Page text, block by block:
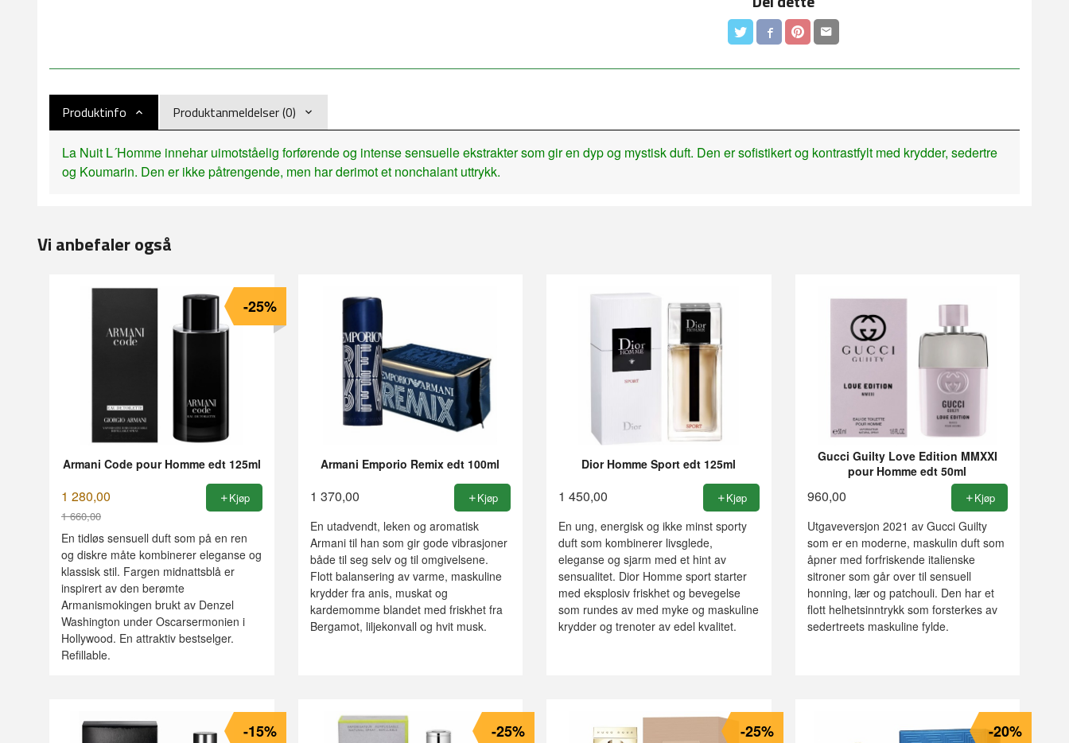
Produktinfo Produktanmeldelser (0)
La Nuit L´Homme innehar uimotståelig forførende og intense sensuelle ekstrakter som gir en dyp og mystisk duft. Den er sofistikert og kontrastfylt med krydder, sedertre
og Koumarin. Den er ikke påtrengende, men har derimot et nonchalant uttrykk.
Vi anbefaler også
Armani Code pour Homme edt 125ml
1 280,00
1 660,00
Rabatt
-25%
Kjøp
En tidløs sensuell duft som på en ren
og diskre måte kombinerer eleganse og
klassisk stil. Fargen midnattsblå er
inspirert av den berømte
Armanismokingen brukt av Denzel
Washington under Oscarsermonien i
Hollywood. En attraktiv bestselger.
Refillable.
Armani Emporio Remix edt 100ml
1 370,00 Kjøp
En utadvendt, leken og aromatisk
Armani til han som gir gode vibrasjoner
både til seg selv og til omgivelsene.
Flott balansering av varme, maskuline
krydder fra anis, muskat og
kardemomme blandet med friskhet fra
Bergamot, liljekonvall og hvit musk.
Dior Homme Sport edt 125ml
1 450,00 Kjøp
En ung, energisk og ikke minst sporty
duft som kombinerer livsglede,
eleganse og sjarm med et hint av
sensualitet. Dior Homme sport starter
med eksplosiv friskhet og bevegelse
som rundes av med myke og maskuline
krydder og trenoter av edel kvalitet.
Gucci Guilty Love Edition MMXXI
pour Homme edt 50ml
960,00 Kjøp
Utgaveversjon 2021 av Gucci Guilty
som er en moderne, maskulin duft som
åpner med forfriskende italienske
sitroner som går over til sensuell
honning, lær og patchouli. Den har et
flott helhetsinntrykk som forsterkes av
sedertreets maskuline fylde.
-15% -25% -25% -20%